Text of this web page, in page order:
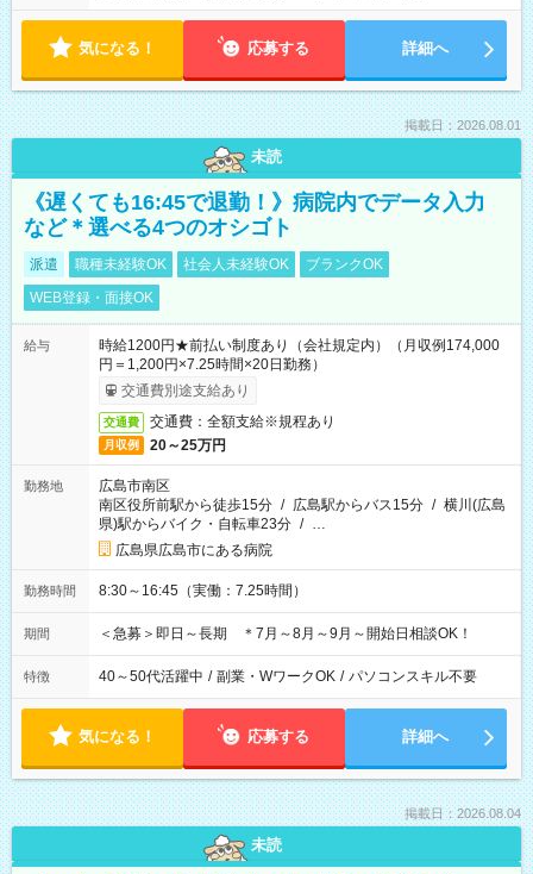
気になる！ 応募する 詳細へ
掲載日：2026.08.01
未読
《遅くても16:45で退勤！》病院内でデータ入力
など＊選べる4つのオシゴト
派遣 職種未経験OK 社会人未経験OK
ブランクOK
WEB登録・面接OK
給与
時給1200円★前払い制度あり（会社規定内）（月収例174,000
円＝1,200円×7.25時間×20日勤務）
交通費別途支給あり
交通費 交通費：全額支給※規程あり
月収例 20～25万円
勤務地
広島市南区
南区役所前駅から徒歩15分 / 広島駅からバス15分 / 横川(広島
県)駅からバイク・自転車23分 / …
広島県広島市にある病院
勤務時間 8:30～16:45（実働：7.25時間）
期間 ＜急募＞即日～長期 ＊7月～8月～9月～開始日相談OK！
特徴 40～50代活躍中 / 副業・WワークOK / パソコンスキル不要
気になる！ 応募する 詳細へ
掲載日：2026.08.04
未読